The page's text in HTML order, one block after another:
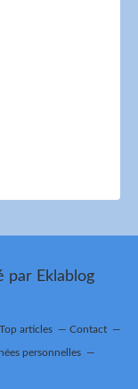
par Eklablog
Top articles Contact
personnelles